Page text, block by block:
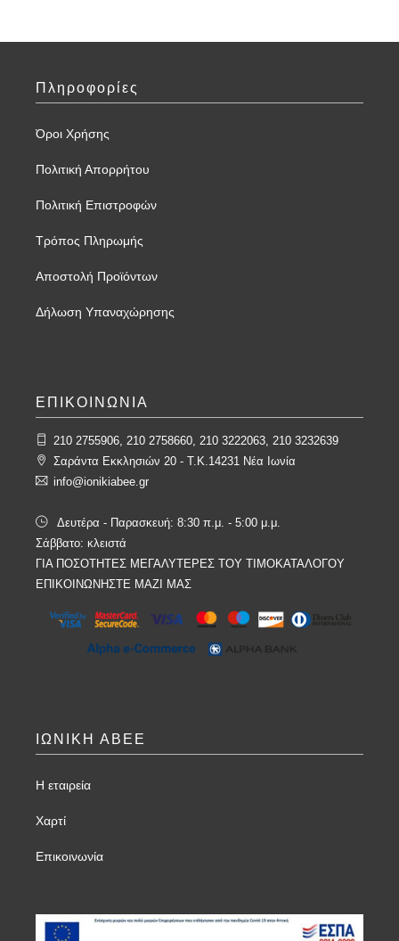
Πληροφορίες
Όροι Χρήσης
Πολιτική Απορρήτου
Πολιτική Επιστροφών
Τρόπος Πληρωμής
Αποστολή Προϊόντων
Δήλωση Υπαναχώρησης
ΕΠΙΚΟΙΝΩΝΙΑ
210 2755906, 210 2758660, 210 3222063, 210 3232639
Σαράντα Εκκλησιών 20 - T.K.14231 Νέα Ιωνία
info@ionikiabee.gr
Δευτέρα - Παρασκευή: 8:30 π.μ. - 5:00 μ.μ.
Σάββατο: κλειστά
ΓΙΑ ΠΟΣΟΤΗΤΕΣ ΜΕΓΑΛΥΤΕΡΕΣ ΤΟΥ ΤΙΜΟΚΑΤΑΛΟΓΟΥ
ΕΠΙΚΟΙΝΩΝΗΣΤΕ ΜΑΖΙ ΜΑΣ
ΙΩΝΙΚΗ ΑΒΕΕ
Η εταιρεία
Χαρτί
Επικοινωνία